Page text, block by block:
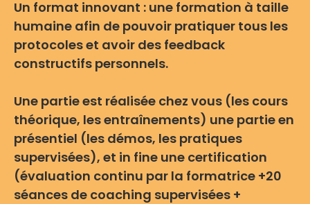
Un format innovant : une formation à taille
humaine afin de pouvoir pratiquer tous les
protocoles et avoir des feedback
constructifs personnels.
Une partie est réalisée chez vous (les cours
théorique, les entraînements) une partie en
présentiel (les démos, les pratiques
supervisées), et in fine une certification
(évaluation continu par la formatrice +20
séances de coaching supervisées +